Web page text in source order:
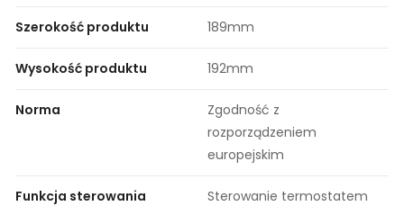
Szerokość produktu 189mm
Wysokość produktu 192mm
Norma
Zgodność z
rozporządzeniem
europejskim
Funkcja sterowania
Sterowanie termostatem